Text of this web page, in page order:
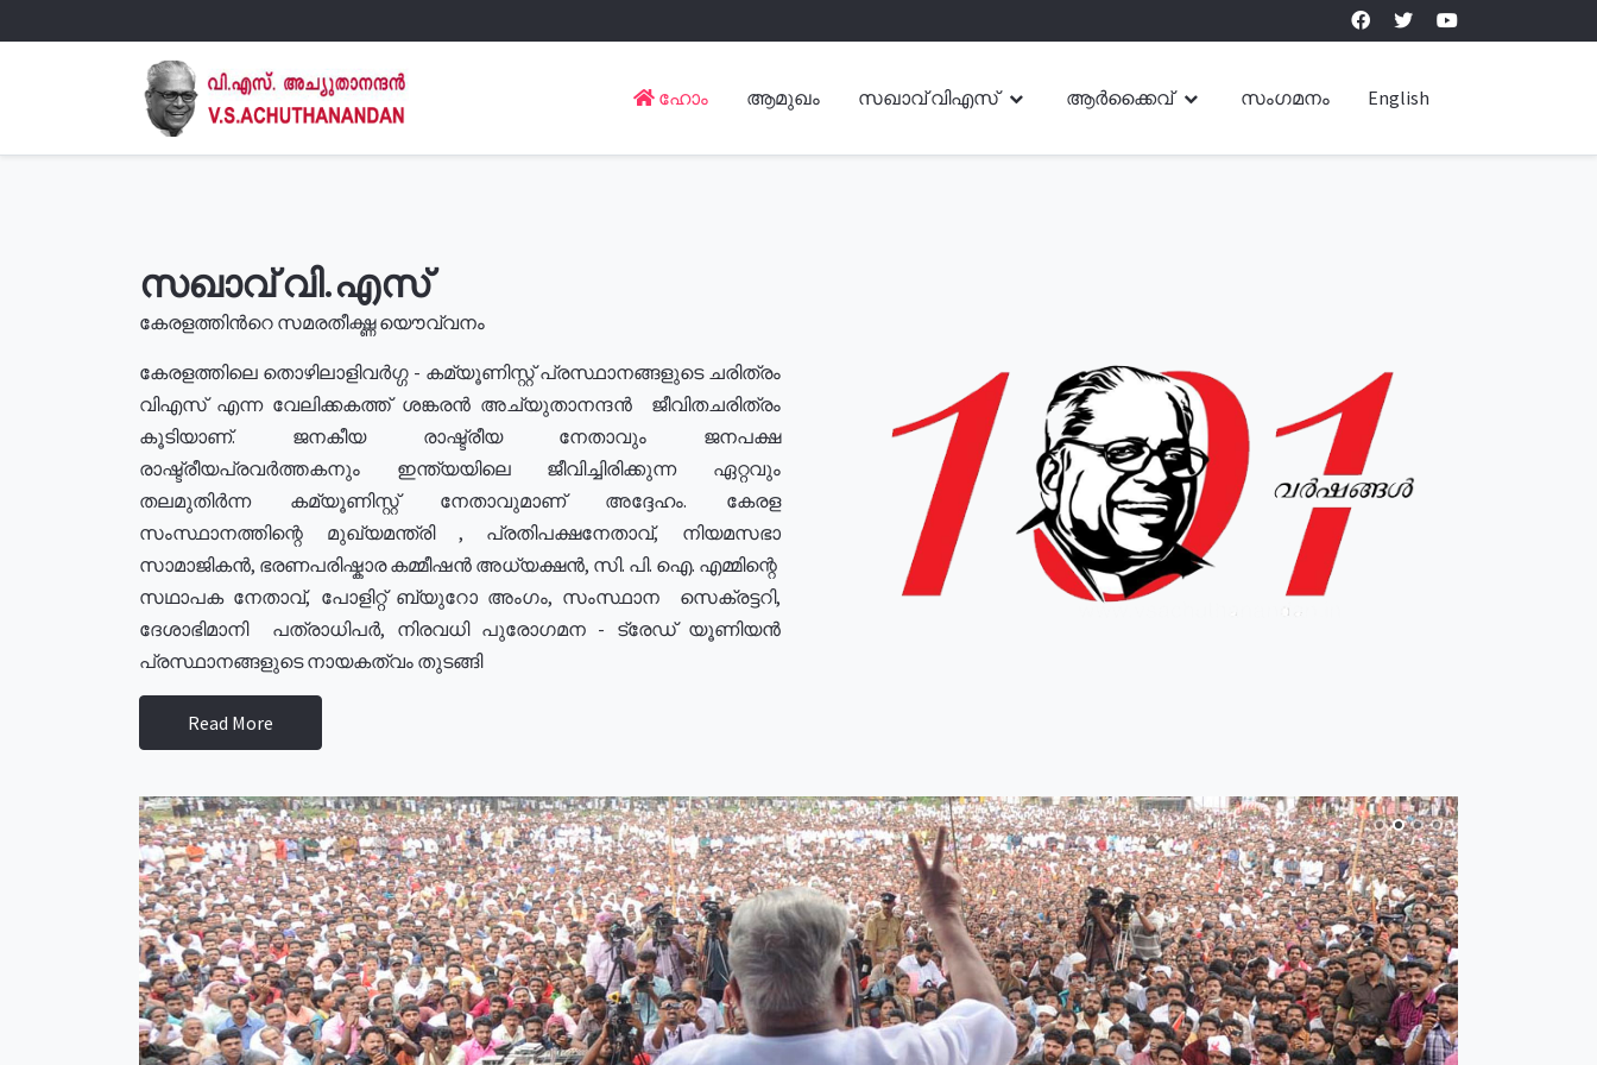
ഹോം ആമുഖം സഖാവ് വിഎസ് ആർക്കൈവ് സംഗമനം English
സഖാവ് വി.എസ്
കേരളത്തിൻറെ സമരതീക്ഷ്ണ യൌവ്വനം
കേരളത്തിലെ തൊഴിലാളിവർഗ്ഗ - കമ്യൂണിസ്റ്റ് പ്രസ്ഥാനങ്ങളുടെ ചരിത്രം
വിഎസ് എന്ന വേലിക്കകത്ത് ശങ്കരൻ അച്യുതാനന്ദൻ ജീവിതചരിത്രം
കൂടിയാണ്. ജനകീയ രാഷ്ട്രീയ നേതാവും ജനപക്ഷ
രാഷ്ട്രീയപ്രവർത്തകനും ഇന്ത്യയിലെ ജീവിച്ചിരിക്കുന്ന ഏറ്റവും
തലമുതിർന്ന കമ്യൂണിസ്റ്റ് നേതാവുമാണ് അദ്ദേഹം. കേരള
സംസ്ഥാനത്തിന്റെ മുഖ്യമന്ത്രി , പ്രതിപക്ഷനേതാവ്, നിയമസഭാ
സാമാജികൻ, ഭരണപരിഷ്കാര കമ്മീഷൻ അധ്യക്ഷൻ, സി. പി. ഐ. എമ്മിന്റെ
സഥാപക നേതാവ്, പോളിറ്റ് ബ്യുറോ അംഗം, സംസ്ഥാന സെക്രട്ടറി,
ദേശാഭിമാനി പത്രാധിപർ, നിരവധി പുരോഗമന - ട്രേഡ് യൂണിയൻ
പ്രസ്ഥാനങ്ങളുടെ നായകത്വം തുടങ്ങി
Read More